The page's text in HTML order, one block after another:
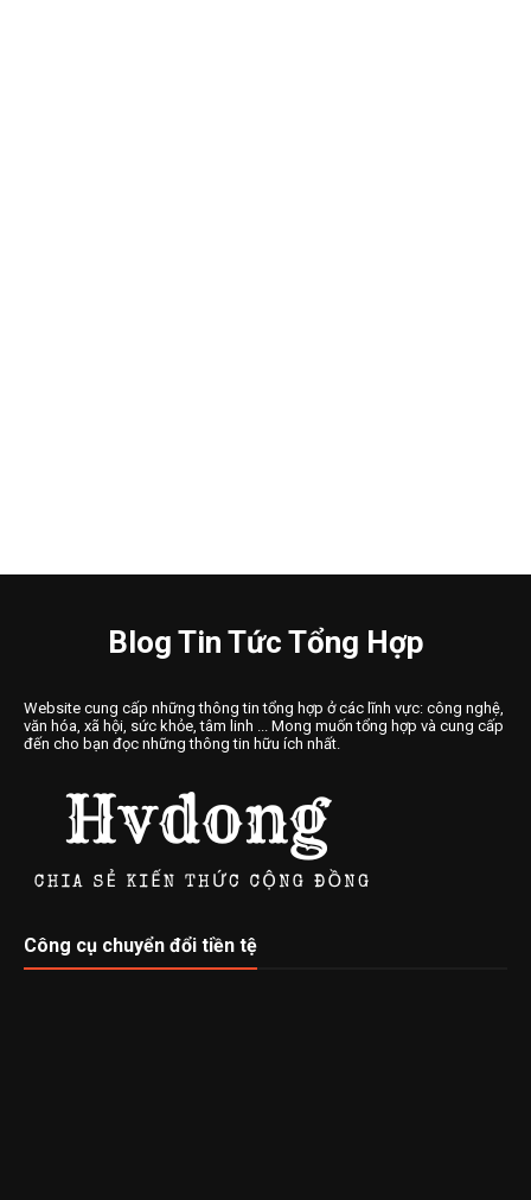
Blog Tin Tức Tổng Hợp
Website cung cấp những thông tin tổng hợp ở các lĩnh vực: công nghệ,
văn hóa, xã hội, sức khỏe, tâm linh ... Mong muốn tổng hợp và cung cấp
đến cho bạn đọc những thông tin hữu ích nhất.
Công cụ chuyển đổi tiền tệ